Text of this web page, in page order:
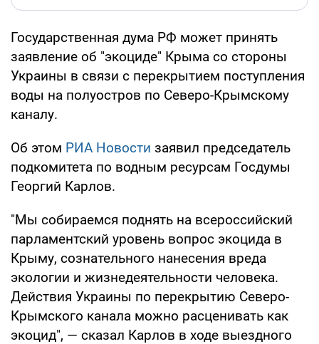
Государственная дума РФ может принять
заявление об "экоциде" Крыма со стороны
Украины в связи с перекрытием поступления
воды на полуостров по Северо-Крымскому
каналу.
Об этом РИА Новости заявил председатель
подкомитета по водным ресурсам Госдумы
Георгий Карлов.
"Мы собираемся поднять на всероссийский
парламентский уровень вопрос экоцида в
Крыму, сознательного нанесения вреда
экологии и жизнедеятельности человека.
Действия Украины по перекрытию Северо-
Крымского канала можно расценивать как
экоцид", — сказал Карлов в ходе выездного